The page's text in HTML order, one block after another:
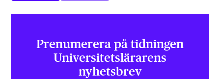
Prenumerera på tidningen
Universitets­lärarens
nyhetsbrev